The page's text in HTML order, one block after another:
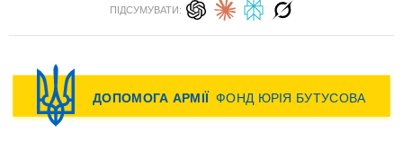
ПІДСУМУВАТИ: